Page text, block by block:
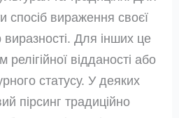
спосіб вираження своєї
виразності. Для інших це
відданості або
статусу. У деяких
пірсинг традиційно